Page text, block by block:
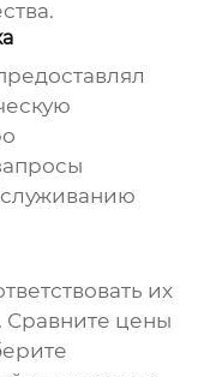
их
Сравните цены